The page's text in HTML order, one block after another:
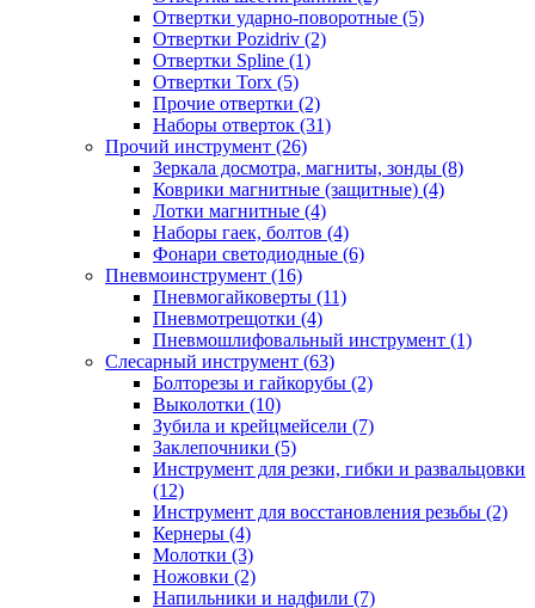
Отвертки ударно-поворотные (5)
Отвертки Pozidriv (2)
Отвертки Spline (1)
Отвертки Torx (5)
Прочие отвертки (2)
Наборы отверток (31)
Прочий инструмент (26)
Зеркала досмотра, магниты, зонды (8)
Коврики магнитные (защитные) (4)
Лотки магнитные (4)
Наборы гаек, болтов (4)
Фонари светодиодные (6)
Пневмоинструмент (16)
Пневмогайковерты (11)
Пневмотрещотки (4)
Пневмошлифовальный инструмент (1)
Слесарный инструмент (63)
Болторезы и гайкорубы (2)
Выколотки (10)
Зубила и крейцмейсели (7)
Заклепочники (5)
Инструмент для резки, гибки и развальцовки
(12)
Инструмент для восстановления резьбы (2)
Кернеры (4)
Молотки (3)
Ножовки (2)
Напильники и надфили (7)